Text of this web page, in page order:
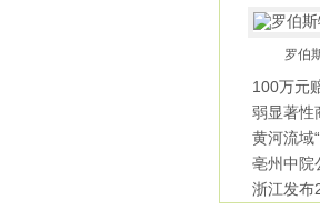
罗伯
100万元
弱显著性
题
黄河流域
质量
亳州中院
不
浙江发布